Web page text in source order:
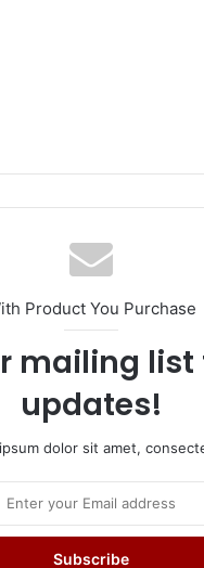
Product You Purchase
mailing
updates!
dolor sit amet,